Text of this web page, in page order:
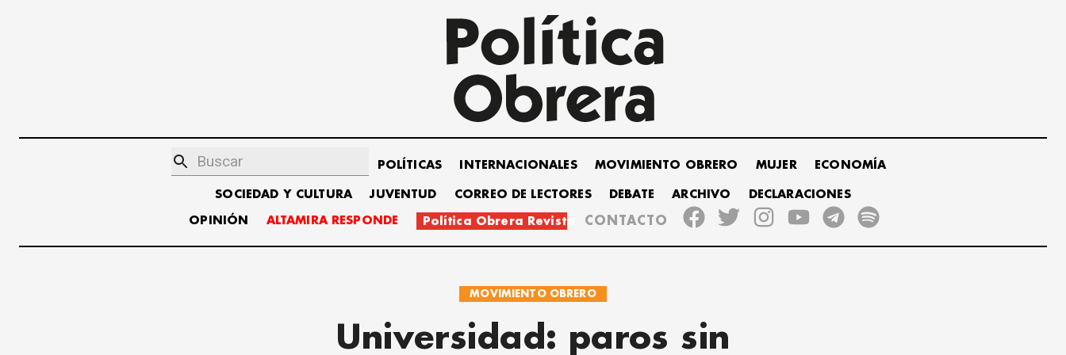
POLÍTICAS INTERNACIONALES MOVIMIENTO OBRERO MUJER ECONOMÍA
SOCIEDAD Y CULTURA JUVENTUD CORREO DE LECTORES DEBATE ARCHIVO DECLARACIONES
OPINIÓN ALTAMIRA RESPONDE Política Obrera Revista CONTACTO
MOVIMIENTO OBRERO
Universidad: paros sin